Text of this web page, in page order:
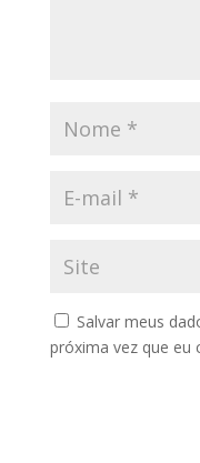
Salvar meus
próxima vez que eu